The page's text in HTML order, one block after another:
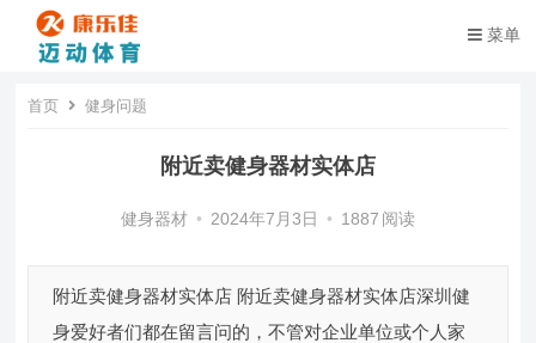
菜单
首页 健身问题
附近卖健身器材实体店
健身器材 • 2024年7月3日 • 1887 阅读
附近卖健身器材实体店 附近卖健身器材实体店深圳健
身爱好者们都在留言问的，不管对企业单位或个人家